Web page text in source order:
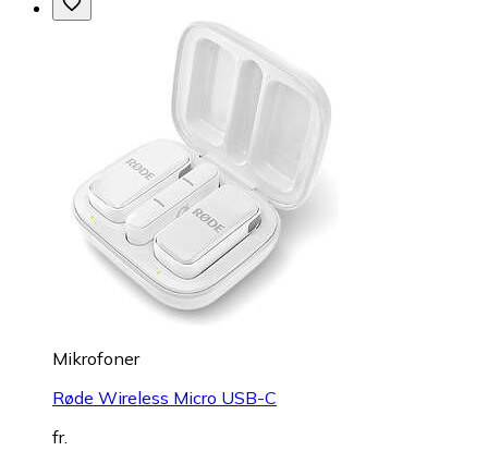
Mikrofoner
Røde Wireless Micro USB-C
fr.